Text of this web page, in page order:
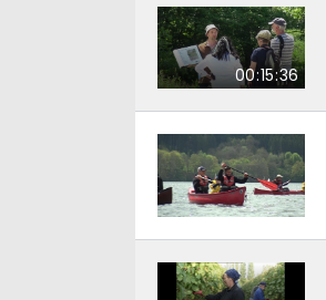
00:15:36